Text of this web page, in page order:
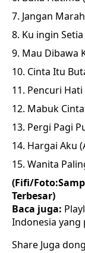
Jangan
Ku ingin
Mau Dibawa
Cinta Itu
Pencuri
Mabuk
Pergi Pagi
Hargai Aku
Wanita
(Fifi/
Terbesar)
Baca juga:
Indonesia yang
Share Juga